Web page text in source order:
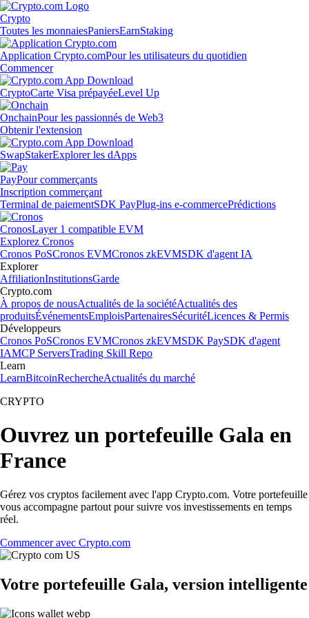
Crypto
Toutes les monnaiesPaniersEarnStaking
Application Crypto.comPour les utilisateurs du quotidien
Commencer
CryptoCarte Visa prépayéeLevel Up
OnchainPour les passionnés de Web3
Obtenir l'extension
SwapStakerExplorer les dApps
PayPour commerçants
Inscription commerçant
Terminal de paiementSDK PayPlug-ins e-commercePrédictions
CronosLayer 1 compatible EVM
Explorez Cronos
Cronos PoSCronos EVMCronos zkEVMSDK d'agent IA
Explorer
AffiliationInstitutionsGarde
Crypto.com
À propos de nousActualités de la sociétéActualités des
produitsÉvénementsEmploisPartenairesSécuritéLicences & Permis
Développeurs
Cronos PoSCronos EVMCronos zkEVMSDK PaySDK d'agent
IAMCP ServersTrading Skill Repo
Learn
LearnBitcoinRechercheActualités du marché
CRYPTO
Ouvrez un portefeuille Gala en
France
Gérez vos cryptos facilement avec l'app Crypto.com. Votre portefeuille
vous accompagne partout pour suivre vos investissements en temps
réel.
Commencer avec Crypto.com
Votre portefeuille Gala, version intelligente